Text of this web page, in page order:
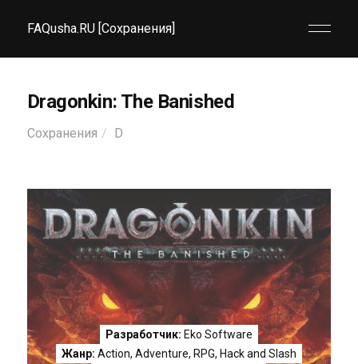
FAQusha.RU [Сохранения]
Dragonkin: The Banished
Сохранения D
Разработчик: Eko Software
Жанр: Action, Adventure, RPG, Hack and Slash